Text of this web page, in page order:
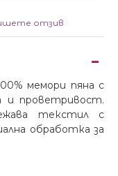
отзив
мемори пяна с
и проветривост.
текстил с
обработка за